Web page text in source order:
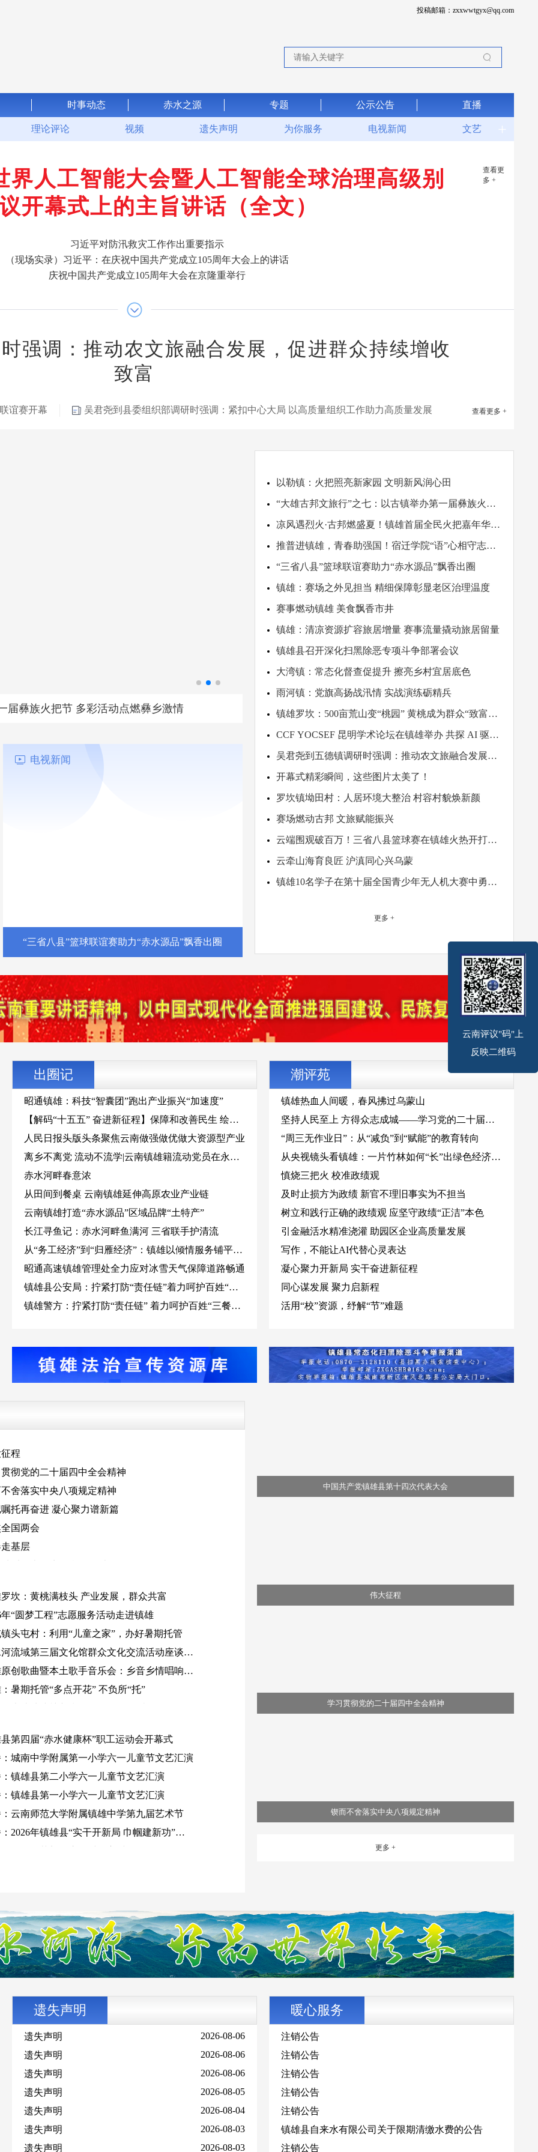
云南评议"码"上
反映二维码
投稿邮箱：zxxwwtgyx@qq.com
时事动态 赤水之源 专题 公示公告 直播
理论评论 视频 遗失声明 为你服务 电视新闻 文艺
界人工智能大会暨人工智能全球治理高级别
开幕式上的主旨讲话（全文）
习近平对防汛救灾工作作出重要指示
（现场实录）习近平：在庆祝中国共产党成立105周年大会上的讲话
庆祝中国共产党成立105周年大会在京隆重举行
查看更
多 +
强调：推动农文旅融合发展，促进群众持续增收
致富
谊赛开幕 吴君尧到县委组织部调研时强调：紧扣中心大局 以高质量组织工作助力高质量发展 查看更多 +
节 多彩活动点燃彝乡激情 凉风遇烈火·古邦燃盛夏！镇雄首届全民火把嘉
电视新闻
“三省八县”篮球联谊赛助力“赤水源品”飘香出圈
以勒镇：火把照亮新家园 文明新风润心田
“大雄古邦文旅行”之七：以古镇举办第一届彝族火把
节 多彩活动点燃彝乡激情
凉风遇烈火·古邦燃盛夏！镇雄首届全民火把嘉年华狂
欢启幕
推普进镇雄，青春助强国！宿迁学院“语”心相守志愿
服务队以青春担当书写推普强国答卷
“三省八县”篮球联谊赛助力“赤水源品”飘香出圈
镇雄：赛场之外见担当 精细保障彰显老区治理温度
赛事燃动镇雄 美食飘香市井
镇雄：清凉资源扩容旅居增量 赛事流量撬动旅居留量
镇雄县召开深化扫黑除恶专项斗争部署会议
大湾镇：常态化督查促提升 擦亮乡村宜居底色
雨河镇：党旗高扬战汛情 实战演练砺精兵
镇雄罗坎：500亩荒山变“桃园” 黄桃成为群众“致富
果”
CCF YOCSEF 昆明学术论坛在镇雄举办 共探 AI 驱动
文旅升级新路径
吴君尧到五德镇调研时强调：推动农文旅融合发展，
促进群众持续增收致富
开幕式精彩瞬间，这些图片太美了！
罗坎镇坳田村：人居环境大整治 村容村貌焕新颜
赛场燃动古邦 文旅赋能振兴
云端围观破百万！三省八县篮球赛在镇雄火热开打，
多平台直播引爆线上线下
云牵山海育良匠 沪滇同心兴乌蒙
镇雄10名学子在第十届全国青少年无人机大赛中勇创
缅怀革命先烈 永葆军人本色
镇雄：赛事搭台激活旅居经济 百人避暑团观赛逛夜市
畅享清凉夜
“大雄古邦文旅行”之六：外地避暑游客爱上镇雄
更多 +
出圈记
昭通镇雄：科技“智囊团”跑出产业振兴“加速度”
【解码“十五五” 奋进新征程】保障和改善民生 绘就
云岭幸福新画卷
人民日报头版头条聚焦云南做强做优做大资源型产业
离乡不离党 流动不流学|云南镇雄籍流动党员在永康
集中“充电”
赤水河畔春意浓
从田间到餐桌 云南镇雄延伸高原农业产业链
云南镇雄打造“赤水源品”区域品牌“土特产”
长江寻鱼记：赤水河畔鱼满河 三省联手护清流
从“务工经济”到“归雁经济”：镇雄以倾情服务铺平游
子归乡路
昭通高速镇雄管理处全力应对冰雪天气保障道路畅通
镇雄县公安局：拧紧打防“责任链”着力呵护百姓“三
餐四季”
镇雄警方：拧紧打防“责任链” 着力呵护百姓“三餐四
家门口有“医”靠
潮评苑
镇雄热血人间暖，春风拂过乌蒙山
坚持人民至上 方得众志成城——学习党的二十届四
中全会精神有感
“周三无作业日”：从“减负”到“赋能”的教育转向
从央视镜头看镇雄：一片竹林如何“长”出绿色经济新
图景
慎烧三把火 校准政绩观
及时止损方为政绩 新官不理旧事实为不担当
树立和践行正确的政绩观 应坚守政绩“正洁”本色
引金融活水精准浇灌 助园区企业高质量发展
写作，不能让AI代替心灵表达
凝心聚力开新局 实干奋进新征程
同心谋发展 聚力启新程
活用“校”资源，纾解“节”难题
实战砺刃守护高空平安
程
彻党的二十届四中全会精神
舍落实中央八项规定精神
托再奋进 凝心聚力谱新篇
国两会
基层
有一种叫云南的生活·旅居云南
央媒看云南
2024年国家网络安全宣传周
学习贯彻党的二十届三中全会精神
坎：黄桃满枝头 产业发展，群众共富
年“圆梦工程”志愿服务活动走进镇雄
头屯村：利用“儿童之家”，办好暑期托管
流域第三届文化馆群众文化交流活动座谈会
县召开
创歌曲暨本土歌手音乐会：乡音乡情唱响赤
暑期托管“多点开花” 不负所“托”
源头
精湛医术成功接植断指 镇雄县人民医院创伤骨一科获
赠锦旗
镇雄县组织对新就业群体开展“端午不打烊，暖‘新’零
距离”主题慰问活动
镇雄县：书香润端午 经典传文脉
镇雄开展2026年“文化和自然遗产日”宣传活动
第四届“赤水健康杯”职工运动会开幕式
城南中学附属第一小学六一儿童节文艺汇演
镇雄县第二小学六一儿童节文艺汇演
镇雄县第一小学六一儿童节文艺汇演
云南师范大学附属镇雄中学第九届艺术节
2026年镇雄县“实干开新局 巾帼建新功”主
直播：镇雄县第十七届人民代表大会第六次会议开幕
式
直播：2026年镇雄新春年货街盛大开启
直播：昭通市十一县（市、区）第二十二届 老年人体
育运动会开幕式
中国共产党镇雄县第十四次代表大会
伟大征程
学习贯彻党的二十届四中全会精神
锲而不舍落实中央八项规定精神
更多 +
遗失声明
遗失声明
2026-08-06
遗失声明
2026-08-06
遗失声明
2026-08-06
遗失声明
2026-08-05
遗失声明
2026-08-04
遗失声明
2026-08-03
遗失声明
2026-08-03
暖心服务
注销公告
注销公告
注销公告
注销公告
注销公告
镇雄县自来水有限公司关于限期清缴水费的公告
注销公告